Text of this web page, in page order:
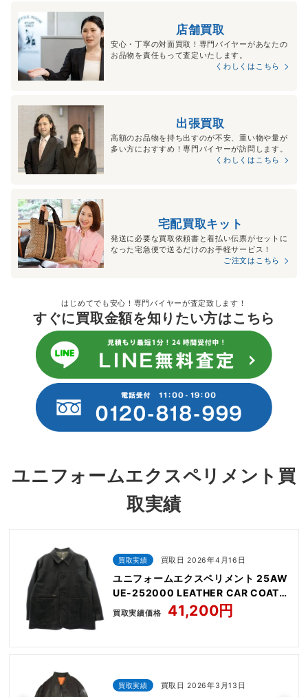
店舗買取
安心・丁寧の対面買取！専門バイヤーがあなたの
お品物を責任もって査定いたします。
くわしくはこちら
出張買取
高額のお品物を持ち出すのが不安、重い物や量が
多い方におすすめ！専門バイヤーが訪問します。
くわしくはこちら
宅配買取キット
発送に必要な買取依頼書と着払い伝票がセットに
なった宅急便で送るだけのお手軽サービス！
ご注文はこちら
はじめてでも安心！専門バイヤーが査定致します！
すぐに買取金額を知りたい方はこちら
ユニフォームエクスペリメント買
取実績
買取実績 買取日 2026年4月16日
ユニフォームエクスペリメント 25AW
UE-252000 LEATHER CAR COAT
レザ ーカー コート
買取実績価格 41,200円
買取実績 買取日 2026年3月13日